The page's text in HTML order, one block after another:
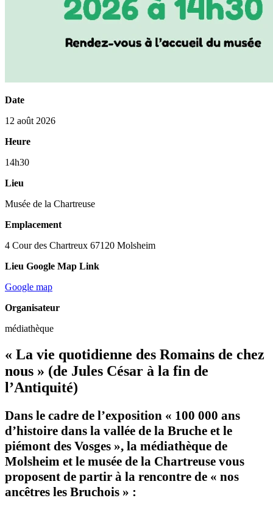
Date
12 août 2026
Heure
14h30
Lieu
Musée de la Chartreuse
Emplacement
4 Cour des Chartreux 67120 Molsheim
Lieu Google Map Link
Google map
Organisateur
médiathèque
« La vie quotidienne des Romains de chez
nous » (de Jules César à la fin de
l’Antiquité)
Dans le cadre de l’exposition « 100 000 ans
d’histoire dans la vallée de la Bruche et le
piémont des Vosges », la médiathèque de
Molsheim et le musée de la Chartreuse vous
proposent de partir à la rencontre de « nos
ancêtres les Bruchois » :